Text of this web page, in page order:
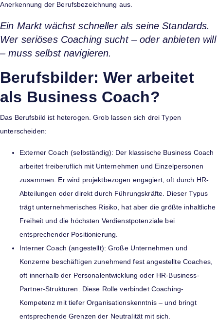
Anerkennung der Berufsbezeichnung aus.
Ein Markt wächst schneller als seine Standards.
Wer seriöses Coaching sucht – oder anbieten will
– muss selbst navigieren.
Berufsbilder: Wer arbeitet
als Business Coach?
Das Berufsbild ist heterogen. Grob lassen sich drei Typen
unterscheiden:
Externer Coach (selbständig): Der klassische Business Coach
arbeitet freiberuflich mit Unternehmen und Einzelpersonen
zusammen. Er wird projektbezogen engagiert, oft durch HR-
Abteilungen oder direkt durch Führungskräfte. Dieser Typus
trägt unternehmerisches Risiko, hat aber die größte inhaltliche
Freiheit und die höchsten Verdienstpotenziale bei
entsprechender Positionierung.
Interner Coach (angestellt): Große Unternehmen und
Konzerne beschäftigen zunehmend fest angestellte Coaches,
oft innerhalb der Personalentwicklung oder HR-Business-
Partner-Strukturen. Diese Rolle verbindet Coaching-
Kompetenz mit tiefer Organisationskenntnis – und bringt
entsprechende Grenzen der Neutralität mit sich.